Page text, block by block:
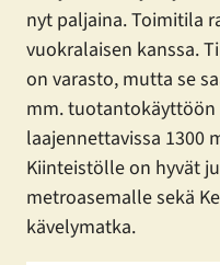
nyt paljaina. Toimitila
vuokralaisen kanssa.
on varasto, mutta se
mm. tuotantokäyttöön
laajennettavissa 1300
Kiinteistölle on hyvät
metroasemalle sekä
kävelymatka.